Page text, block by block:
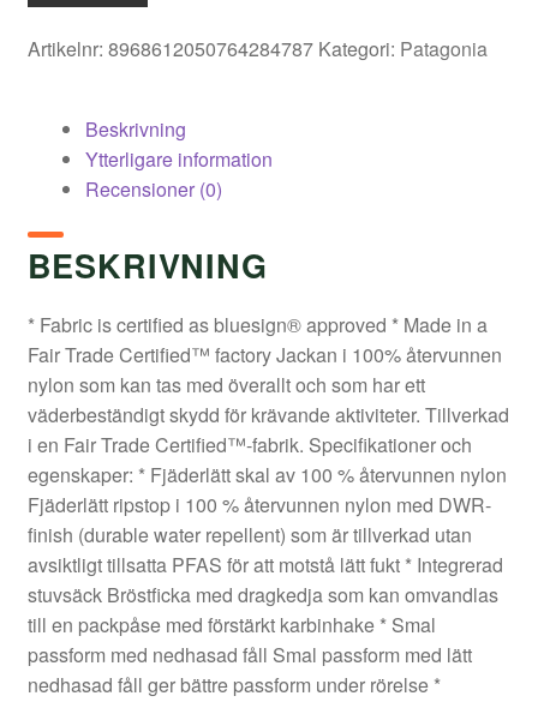
Artikelnr: 8968612050764284787 Kategori: Patagonia
Beskrivning
Ytterligare information
Recensioner (0)
BESKRIVNING
* Fabric is certified as bluesign® approved * Made in a
Fair Trade Certified™ factory Jackan i 100% återvunnen
nylon som kan tas med överallt och som har ett
väderbeständigt skydd för krävande aktiviteter. Tillverkad
i en Fair Trade Certified™-fabrik. Specifikationer och
egenskaper: * Fjäderlätt skal av 100 % återvunnen nylon
Fjäderlätt ripstop i 100 % återvunnen nylon med DWR-
finish (durable water repellent) som är tillverkad utan
avsiktligt tillsatta PFAS för att motstå lätt fukt * Integrerad
stuvsäck Bröstficka med dragkedja som kan omvandlas
till en packpåse med förstärkt karbinhake * Smal
passform med nedhasad fåll Smal passform med lätt
nedhasad fåll ger bättre passform under rörelse *